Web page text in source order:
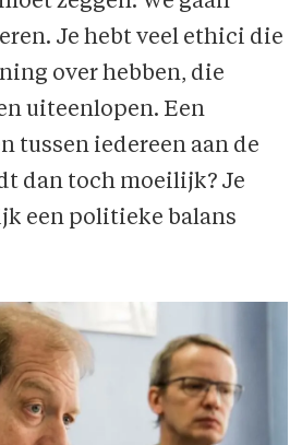
Je hebt veel ethici die
over hebben, die
uiteenlopen. Een
tussen iedereen aan de
dan toch moeilijk? Je
een politieke balans